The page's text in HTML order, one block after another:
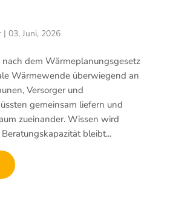
| 03, Juni, 2026
dem Wärmeplanungsgesetz
Wärmewende überwiegend an
Versorger und
gemeinsam liefern und
zueinander. Wissen wird
bleibt...